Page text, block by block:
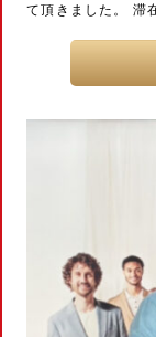
て頂きました。 滞